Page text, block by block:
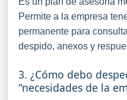
Permite a la empresa
permanente para
despido, anexos y
3. ¿Cómo debo
"necesidades de la